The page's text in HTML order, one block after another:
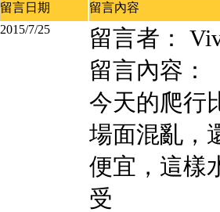
留言日期
留言內容
2015/7/25
留言者：
留言內容：
今天的爬行
場面混亂，
便宜，這樣
受